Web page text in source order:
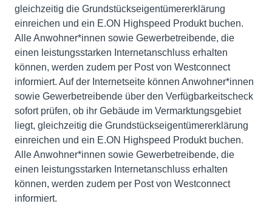
gleichzeitig die Grundstückseigentümererklärung
einreichen und ein E.ON Highspeed Produkt buchen.
Alle Anwohner*innen sowie Gewerbetreibende, die
einen leistungsstarken Internetanschluss erhalten
können, werden zudem per Post von Westconnect
informiert. Auf der Internetseite können Anwohner*innen
sowie Gewerbetreibende über den Verfügbarkeitscheck
sofort prüfen, ob ihr Gebäude im Vermarktungsgebiet
liegt, gleichzeitig die Grundstückseigentümererklärung
einreichen und ein E.ON Highspeed Produkt buchen.
Alle Anwohner*innen sowie Gewerbetreibende, die
einen leistungsstarken Internetanschluss erhalten
können, werden zudem per Post von Westconnect
informiert.